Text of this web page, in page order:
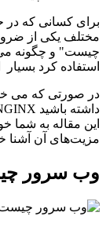
برای کسانی که در
چیست" و چگونه می
استفاده کرد
در صورتی که می
این مقاله به شما
مزیت‌های آن آشنا
وب سرور